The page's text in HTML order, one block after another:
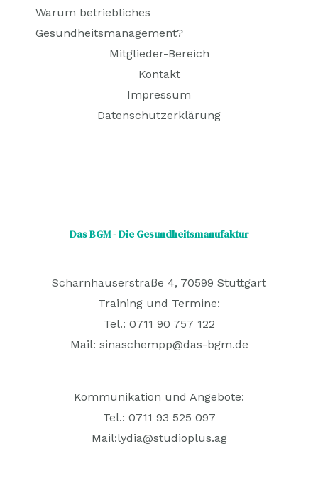
Warum betriebliches
Gesundheitsmanagement?
Mitglieder-Bereich
Kontakt
Impressum
Datenschutzerklärung
Das BGM - Die Gesundheitsmanufaktur
Scharnhauserstraße 4, 70599 Stuttgart
Training und Termine:
Tel.: 0711 90 757 122
Mail: sinaschempp@das-bgm.de
Kommunikation und Angebote:
Tel.: 0711 93 525 097
Mail:lydia@studioplus.ag